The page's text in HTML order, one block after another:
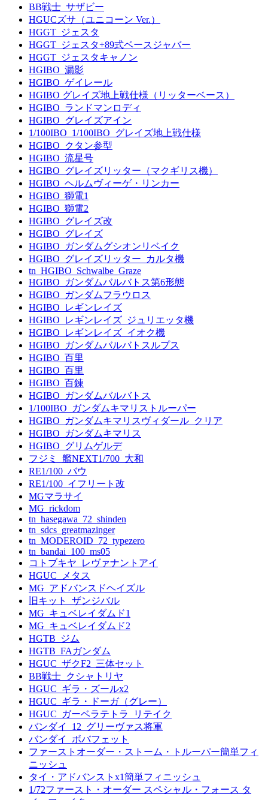
BB戦士_サザビー
HGUCズサ（ユニコーン Ver.）
HGGT_ジェスタ
HGGT_ジェスタ+89式ベースジャバー
HGGT_ジェスタキャノン
HGIBO_漏影
HGIBO_ゲイレール
HGIBO グレイズ地上戦仕様（リッターベース）
HGIBO_ランドマンロディ
HGIBO_グレイズアイン
1/100IBO_1/100IBO_グレイズ地上戦仕様
HGIBO_クタン参型
HGIBO_流星号
HGIBO_グレイズリッター（マクギリス機）
HGIBO_ヘルムヴィーゲ・リンカー
HGIBO_獅電1
HGIBO_獅電2
HGIBO_グレイズ改
HGIBO_グレイズ
HGIBO_ガンダムグシオンリベイク
HGIBO_グレイズリッター_カルタ機
tn_HGIBO_Schwalbe_Graze
HGIBO_ガンダムバルバトス第6形態
HGIBO_ガンダムフラウロス
HGIBO_レギンレイズ
HGIBO_レギンレイズ_ジュリエッタ機
HGIBO_レギンレイズ_イオク機
HGIBO_ガンダムバルバトスルプス
HGIBO_百里
HGIBO_百里
HGIBO_百錬
HGIBO_ガンダムバルバトス
1/100IBO_ガンダムキマリストルーパー
HGIBO_ガンダムキマリスヴィダール_クリア
HGIBO_ガンダムキマリス
HGIBO_グリムゲルデ
フジミ_艦NEXT1/700_大和
RE1/100_バウ
RE1/100_イフリート改
MGマラサイ
MG_rickdom
tn_hasegawa_72_shinden
tn_sdcs_greatmazinger
tn_MODEROID_72_typezero
tn_bandai_100_ms05
コトブキヤ_レヴァナントアイ
HGUC_メタス
MG_アドバンスドヘイズル
旧キット_ザンジバル
MG_キュベレイダムド1
MG_キュベレイダムド2
HGTB_ジム
HGTB_FAガンダム
HGUC_ザクF2_三体セット
BB戦士_クシャトリヤ
HGUC_ギラ・ズールx2
HGUC_ギラ・ドーガ（グレー）
HGUC_ガーベラテトラ_リテイク
バンダイ_12_グリーヴァス将軍
バンダイ_ボバフェット
ファーストオーダー・ストーム・トルーパー簡単フィ
ニッシュ
タイ・アドバンストx1簡単フィニッシュ
1/72ファースト・オーダー スペシャル・フォース タ